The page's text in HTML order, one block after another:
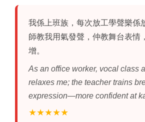
我係上班族，每次放工學聲樂係
師教我用氣發聲，仲教舞台表情
增。
As an office worker, vocal class
relaxes me; the teacher trains
expression—more confident at
★★★★★